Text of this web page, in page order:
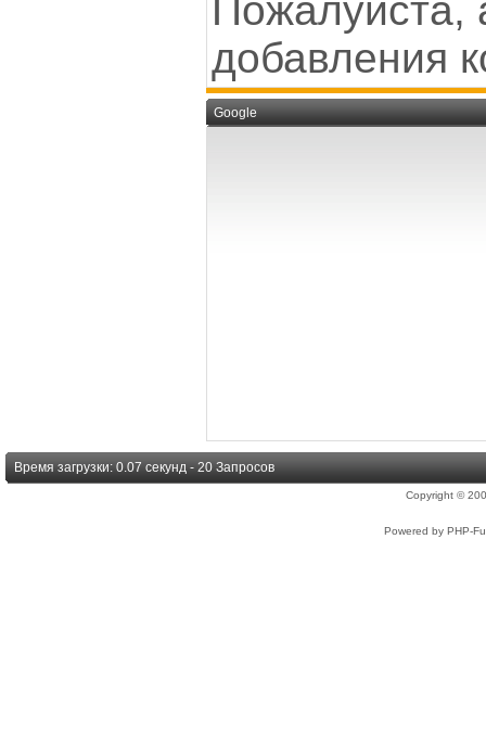
Пожалуйста,
добавления
Google
Время загрузки: 0.07 секунд - 20 Запросов
Copyright ©
Powered by PHP-